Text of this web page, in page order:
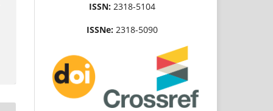
ISSN: 2318-5104
ISSNe: 2318-5090